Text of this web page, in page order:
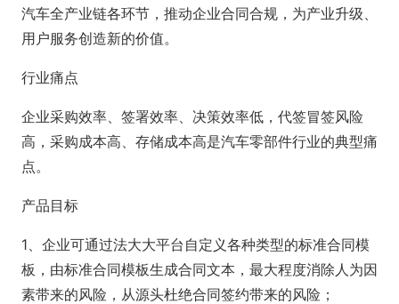
汽车全产业链各环节，推动企业合同合规，为产业升级、
用户服务创造新的价值。
行业痛点
企业采购效率、签署效率、决策效率低，代签冒签风险
高，采购成本高、存储成本高是汽车零部件行业的典型痛
点。
产品目标
1、企业可通过法大大平台自定义各种类型的标准合同模
板，由标准合同模板生成合同文本，最大程度消除人为因
素带来的风险，从源头杜绝合同签约带来的风险；